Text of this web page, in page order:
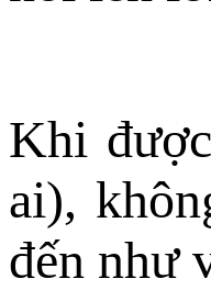
Khi
ai),
đến như